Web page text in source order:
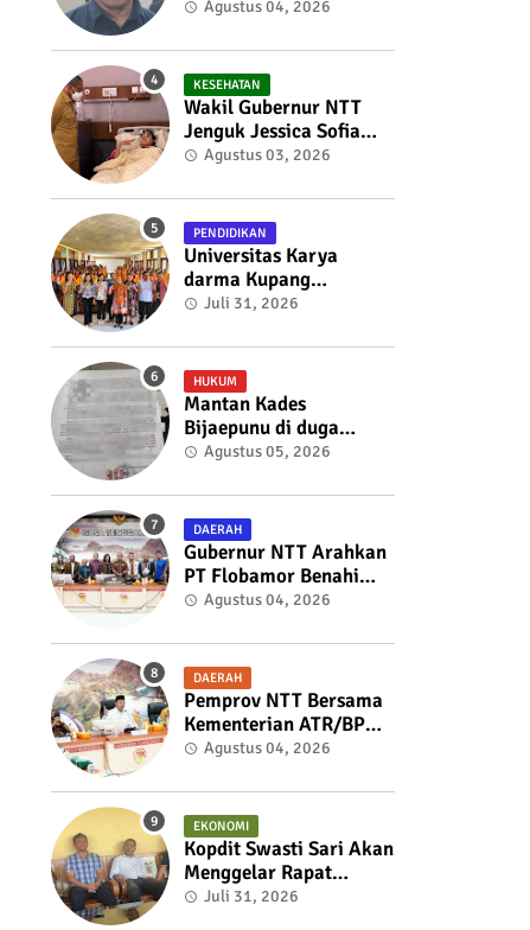
Penghakiman Massa:
Oleh Dr. Tian Liufeto
Dosen Pada Universitas
Nusa Cendana
Agustus 04, 2026
KESEHATAN
Wakil Gubernur NTT
Jenguk Jessica Sofia
Tunardjo, Kondisi
Membaik
Agustus 03, 2026
PENDIDIKAN
Universitas Karya
darma Kupang
Menunjukkan
Mendukung
Pembangunan
Masyarakat Melalui
KKN
Juli 31, 2026
HUKUM
Mantan Kades
Bijaepunu di duga
membuat Surat
Pemberhentian Sekdes
kepada Bupati TTS
Agustus 05, 2026
DAERAH
Gubernur NTT Arahkan
PT Flobamor Benahi
Fondasi Usaha,
Ekspansi Bisnis
Agustus 04, 2026
DAERAH
Pemprov NTT Bersama
Kementerian ATR/BPN
Perkuat Sinergi
dan Tata Ruang
Agustus 04, 2026
EKONOMI
Kopdit Swasti Sari Akan
Menggelar Rapat
Anggota Pada 1 Agustus
Juli 31, 2026